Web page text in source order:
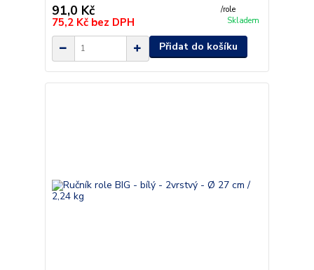
91,0 Kč /role
75,2 Kč bez DPH Skladem
Přidat do košíku